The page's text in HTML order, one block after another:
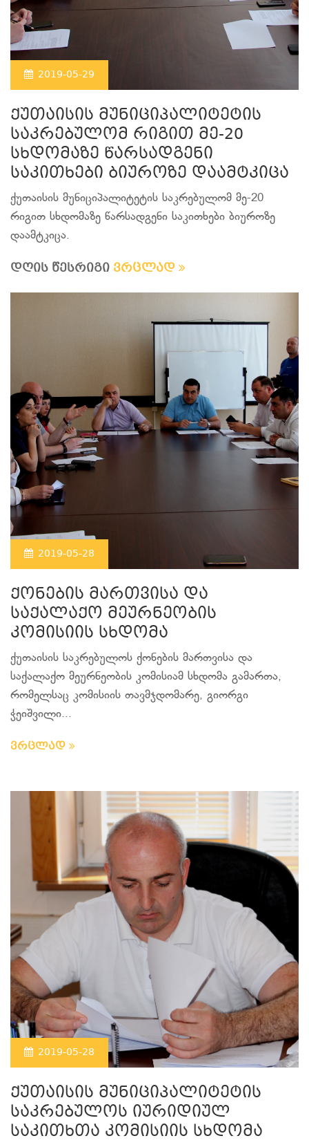
2019-05-29
ქუთაისის მუნიციპალიტეტის
საკრებულომ რიგით მე-20
სხდომაზე წარსადგენი
საკითხები ბიუროზე დაამტკიცა
ქუთაისის მუნიციპალიტეტის საკრებულომ მე-20
რიგით სხდომაზე წარსადგენი საკითხები ბიუროზე
დაამტკიცა.
დღის წესრიგი ვრცლად
2019-05-28
ქონების მართვისა და
საქალაქო მეურნეობის
კომისიის სხდომა
ქუთაისის საკრებულოს ქონების მართვისა და
საქალაქო მეურნეობის კომისიამ სხდომა გამართა,
რომელსაც კომისიის თავმჯდომარე, გიორგი
ჭეიშვილი...
ვრცლად
2019-05-28
ქუთაისის მუნიციპალიტეტის
საკრებულოს იურიდიულ
საკითხთა კომისიის სხდომა